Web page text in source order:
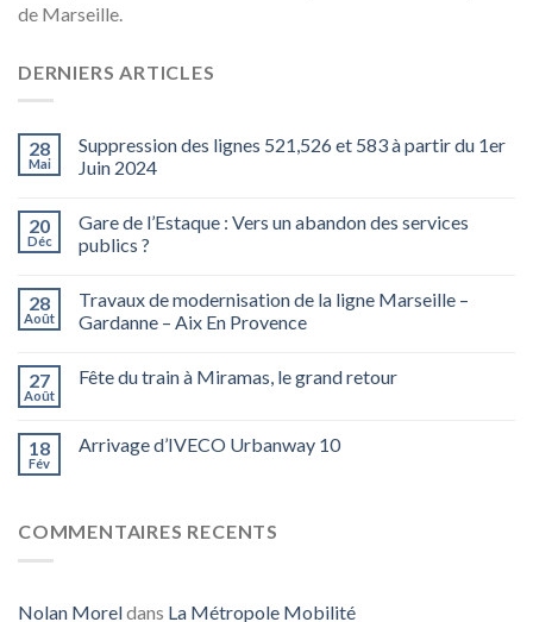
de Marseille.
DERNIERS ARTICLES
28
Mai
Suppression des lignes 521,526 et 583 à partir du 1er
Juin 2024
20
Déc
Gare de l’Estaque : Vers un abandon des services
publics ?
28
Août
Travaux de modernisation de la ligne Marseille –
Gardanne – Aix En Provence
27
Août
Fête du train à Miramas, le grand retour
18
Fév
Arrivage d’IVECO Urbanway 10
COMMENTAIRES RECENTS
Nolan Moreldans La Métropole Mobilité